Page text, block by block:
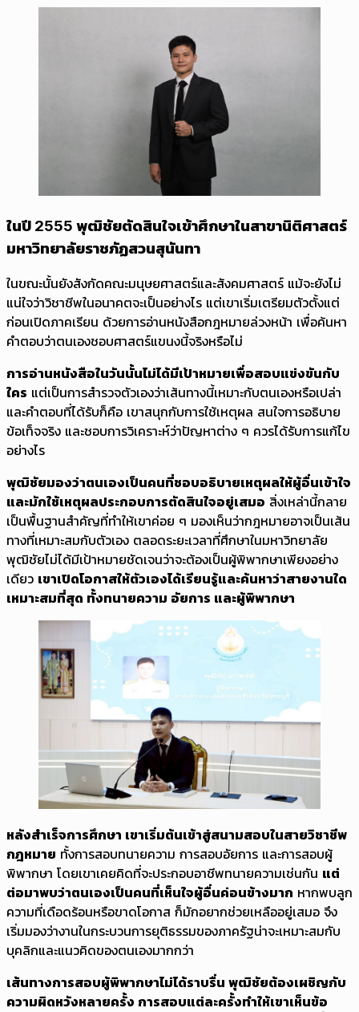
ในปี 2555 พุฒิชัยตัดสินใจเข้าศึกษาในสาขานิติศาสตร์
มหาวิทยาลัยราชภัฏสวนสุนันทา
ในขณะนั้นยังสังกัดคณะมนุษยศาสตร์และสังคมศาสตร์ แม้จะยังไม่
แน่ใจว่าวิชาชีพในอนาคตจะเป็นอย่างไร แต่เขาเริ่มเตรียมตัวตั้งแต่
ก่อนเปิดภาคเรียน ด้วยการอ่านหนังสือกฎหมายล่วงหน้า เพื่อค้นหา
คำตอบว่าตนเองชอบศาสตร์แขนงนี้จริงหรือไม่
การอ่านหนังสือในวันนั้นไม่ได้มีเป้าหมายเพื่อสอบแข่งขันกับ
ใคร แต่เป็นการสำรวจตัวเองว่าเส้นทางนี้เหมาะกับตนเองหรือเปล่า
และคำตอบที่ได้รับก็คือ เขาสนุกกับการใช้เหตุผล สนใจการอธิบาย
ข้อเท็จจริง และชอบการวิเคราะห์ว่าปัญหาต่าง ๆ ควรได้รับการแก้ไข
อย่างไร
พุฒิชัยมองว่าตนเองเป็นคนที่ชอบอธิบายเหตุผลให้ผู้อื่นเข้าใจ
และมักใช้เหตุผลประกอบการตัดสินใจอยู่เสมอ สิ่งเหล่านี้กลาย
เป็นพื้นฐานสำคัญที่ทำให้เขาค่อย ๆ มองเห็นว่ากฎหมายอาจเป็นเส้น
ทางที่เหมาะสมกับตัวเอง ตลอดระยะเวลาที่ศึกษาในมหาวิทยาลัย
พุฒิชัยไม่ได้มีเป้าหมายชัดเจนว่าจะต้องเป็นผู้พิพากษาเพียงอย่าง
เดียว เขาเปิดโอกาสให้ตัวเองได้เรียนรู้และค้นหาว่าสายงานใด
เหมาะสมที่สุด ทั้งทนายความ อัยการ และผู้พิพากษา
หลังสำเร็จการศึกษา เขาเริ่มต้นเข้าสู่สนามสอบในสายวิชาชีพ
กฎหมาย ทั้งการสอบทนายความ การสอบอัยการ และการสอบผู้
พิพากษา โดยเขาเคยคิดที่จะประกอบอาชีพทนายความเช่นกัน แต่
ต่อมาพบว่าตนเองเป็นคนที่เห็นใจผู้อื่นค่อนข้างมาก หากพบลูก
ความที่เดือดร้อนหรือขาดโอกาส ก็มักอยากช่วยเหลืออยู่เสมอ จึง
เริ่มมองว่างานในกระบวนการยุติธรรมของภาครัฐน่าจะเหมาะสมกับ
บุคลิกและแนวคิดของตนเองมากกว่า
เส้นทางการสอบผู้พิพากษาไม่ได้ราบรื่น พุฒิชัยต้องเผชิญกับ
ความผิดหวังหลายครั้ง การสอบแต่ละครั้งทำให้เขาเห็นข้อ